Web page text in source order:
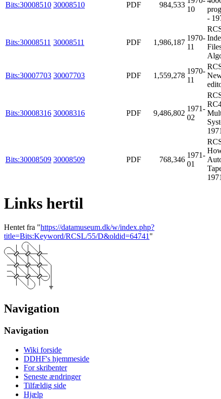
Bits:30008510 30008510 PDF 984,533
10
-
Bits:30008511 30008511 PDF 1,986,187
1970-
11
Bits:30007703 30007703 PDF 1,559,278
1970-
11
Bits:30008316 30008316 PDF 9,486,802
1971-
02
Bits:30008509 30008509 PDF 768,346
1971-
01
Links hertil
Hentet fra "https://datamuseum.dk/w/index.php?
title=Bits:Keyword/RCSL/55/D&oldid=64741 "
Navigation
Navigation
Wiki forside
DDHF's hjemmeside
For skribenter
Seneste ændringer
Tilfældig side
Hjælp